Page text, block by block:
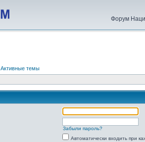
Форум
Активные темы
Забыли пароль?
Автоматически входить при